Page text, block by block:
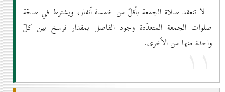
لا تنعقد صلاة الجمعة بأقلّ من خمسة أنفار، ويشترط في صحّة
صلوات الجمعة المتعدّدة وجود الفاصل بمقدار فرسخ بين كلّ
واحدة منها من الاُخرى.
۱۱